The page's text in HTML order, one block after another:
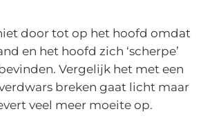
door tot op het hoofd omdat
en het hoofd zich ‘scherpe’
Vergelijk het met een
breken gaat licht maar
veel meer moeite op.